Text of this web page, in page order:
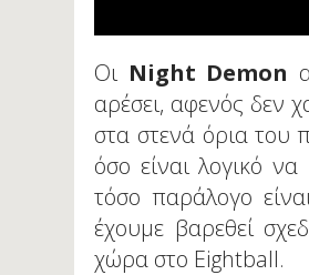
Οι Night Demon
αρέσει, αφενός δεν
στα στενά όρια του
όσο είναι λογικό
τόσο παράλογο
έχουμε βαρεθεί
χώρα στο Eightball.